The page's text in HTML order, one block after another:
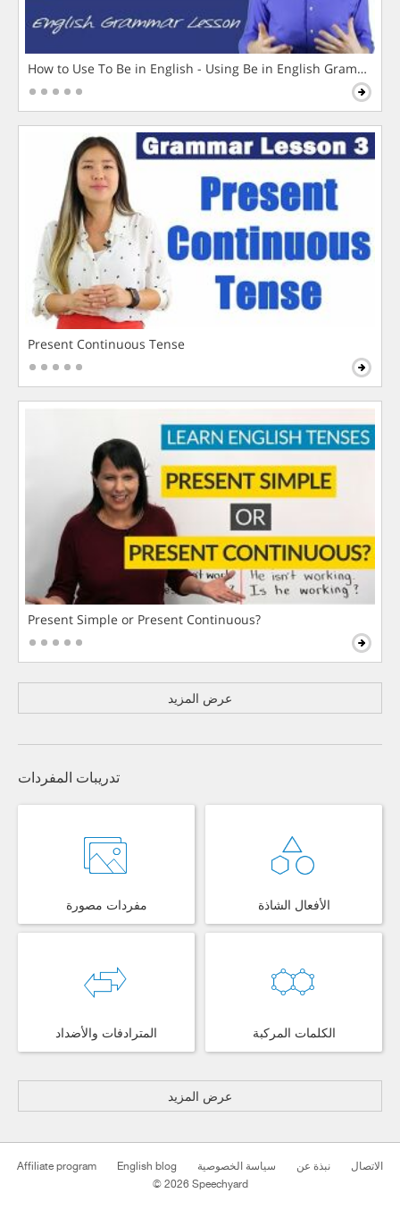
How to Use To Be in English - Using Be in English Grammar
Present Continuous Tense
Present Simple or Present Continuous?
عرض المزيد
تدريبات المفردات
مفردات مصورة الأفعال الشاذة
المترادفات والأضداد الكلمات المركبة
عرض المزيد
Affiliate program English blog سياسة الخصوصية نبذة عن
الاتصال
© 2026 Speechyard